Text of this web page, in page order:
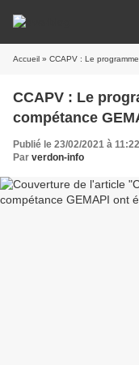
Accueil » CCAPV : Le
CCAPV : Le programme SARE et les
compétance
Publié le 23/02/2021 à 11:22
Par verdon-info